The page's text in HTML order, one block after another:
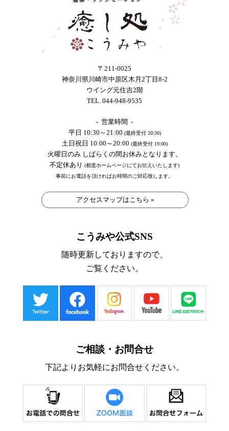
〒211-0025
神奈川県川崎市中原区木月2丁目8-2
ウイング元住吉2階
TEL. 044-948-9535
- 営業時間 -
平日 10:30～21:00 (最終受付 20:30)
土日祝日 10:00～20:00 (最終受付 19:00)
火曜日のみ しばらくの間お休みとなります。
不定休あり (都度ホームページにてお伝えいたします)
事前にお電話を頂ければお時間のご対応致します。
アクセスマップはこちら »
こうみや公式SNS
随時更新しておりますので、
ご覧ください。
ご相談・お問合せ
下記よりお気軽にお問合せください。